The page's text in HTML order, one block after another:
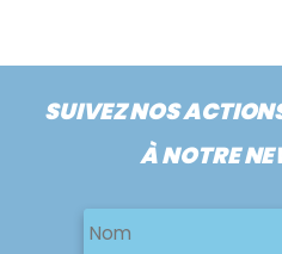
SUIVEZ NOS
À NOTRE
Nom